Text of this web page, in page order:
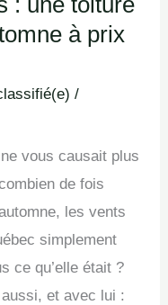
à prix
/
vous causait plus
de fois
les vents
simplement
ce qu’elle était ?
et avec lui :